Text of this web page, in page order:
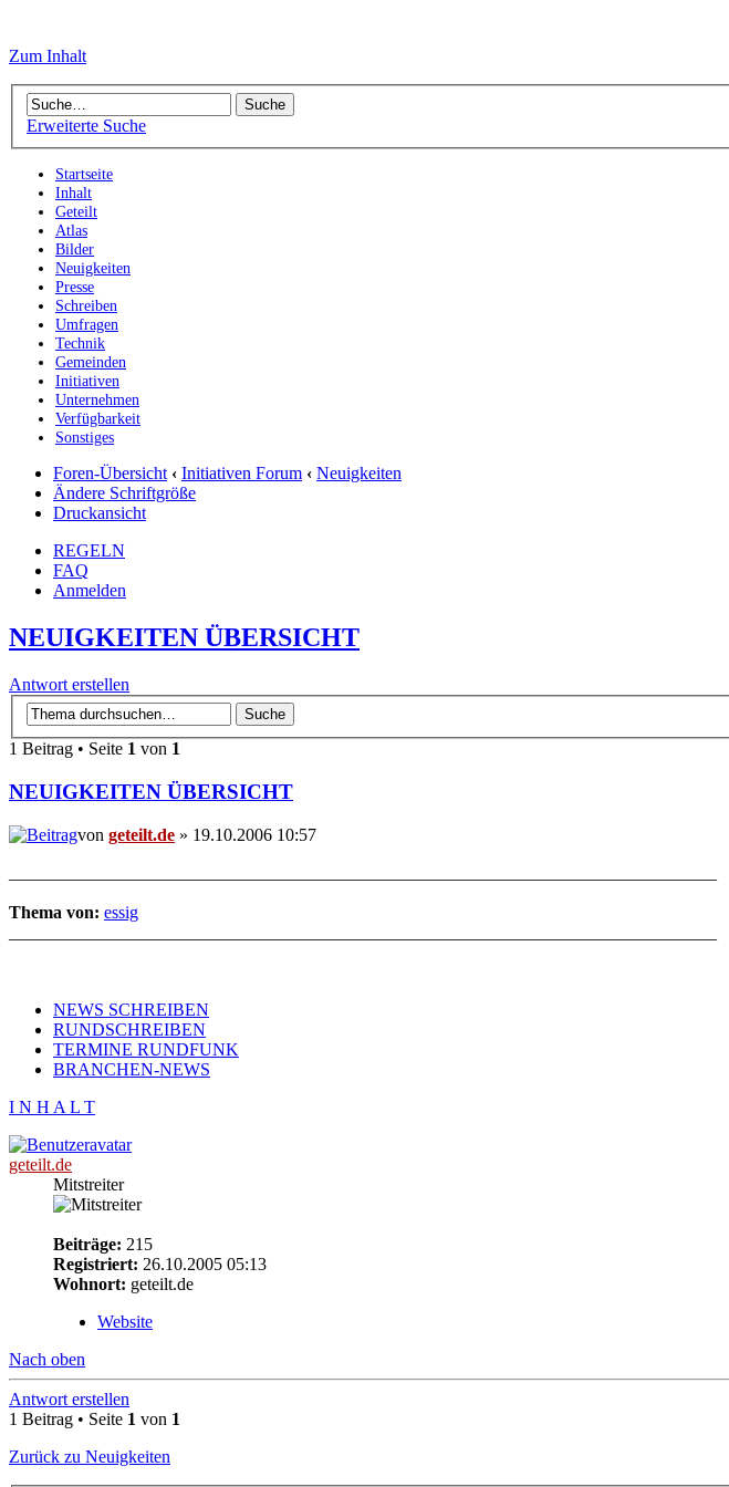
Zum Inhalt
Erweiterte Suche
Startseite
Inhalt
Geteilt
Atlas
Bilder
Neuigkeiten
Presse
Schreiben
Umfragen
Technik
Gemeinden
Initiativen
Unternehmen
Verfügbarkeit
Sonstiges
Foren-Übersicht ‹ Initiativen Forum ‹ Neuigkeiten
Ändere Schriftgröße
Druckansicht
REGELN
FAQ
Anmelden
NEUIGKEITEN ÜBERSICHT
Antwort erstellen
1 Beitrag • Seite 1 von 1
NEUIGKEITEN ÜBERSICHT
von geteilt.de » 19.10.2006 10:57
Thema von: essig
NEWS SCHREIBEN
RUNDSCHREIBEN
TERMINE RUNDFUNK
BRANCHEN-NEWS
I N H A L T
geteilt.de
Mitstreiter
Beiträge: 215
Registriert: 26.10.2005 05:13
Wohnort: geteilt.de
Website
Nach oben
Antwort erstellen
1 Beitrag • Seite 1 von 1
Zurück zu Neuigkeiten